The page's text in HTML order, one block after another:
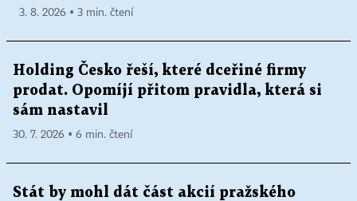
3. 8. 2026 ▪ 3 min. čtení
Holding Česko řeší, které dceřiné firmy
prodat. Opomíjí přitom pravidla, která si
sám nastavil
30. 7. 2026 ▪ 6 min. čtení
Stát by mohl dát část akcií pražského